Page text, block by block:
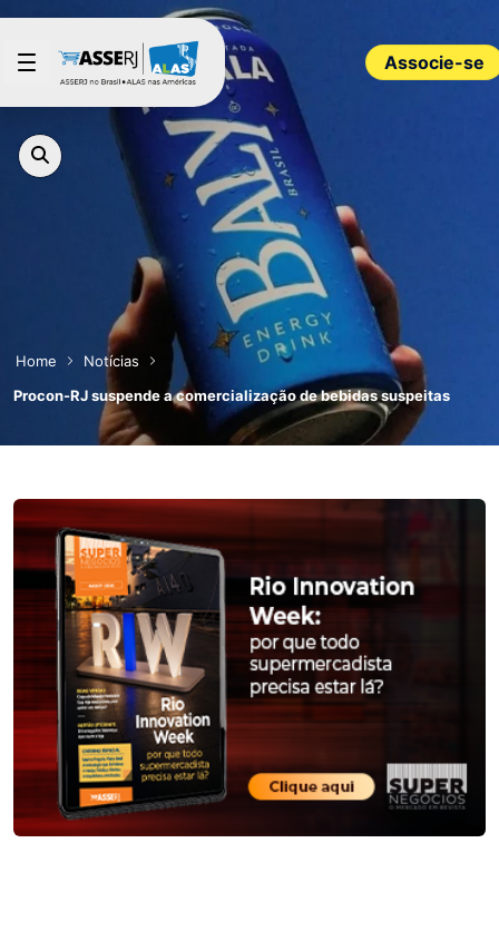
Pular para o Conteúdo principal
Associe-se
Home
Notícias
Procon-RJ suspende a comercialização de bebidas suspeitas